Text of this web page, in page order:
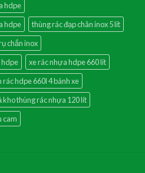
hdpe
hdpe
thùng rác đạp chân inox 5 lít
chắn inox
hdpe
xe rác nhựa hdpe 660 lít
rác hdpe 660l 4 bánh xe
kho thùng rác nhựa 120 lít
cam